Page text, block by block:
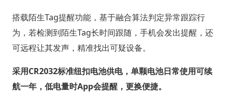
搭载陌生Tag提醒功能，基于融合算法判定异常跟踪行
为，若检测到陌生Tag长时间跟随，手机会发出提醒，还
可远程让其发声，精准找出可疑设备。
采用CR2032标准纽扣电池供电，单颗电池日常使用可续
航一年，低电量时App会提醒，更换便捷。